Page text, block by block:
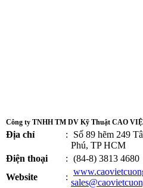
Công ty TNHH TM DV Kỹ Thuật CAO
Địa chỉ :
Số 89 hẽm 249
Phú, TP HCM
Điện thoại
: (84-8) 3813
Website
: